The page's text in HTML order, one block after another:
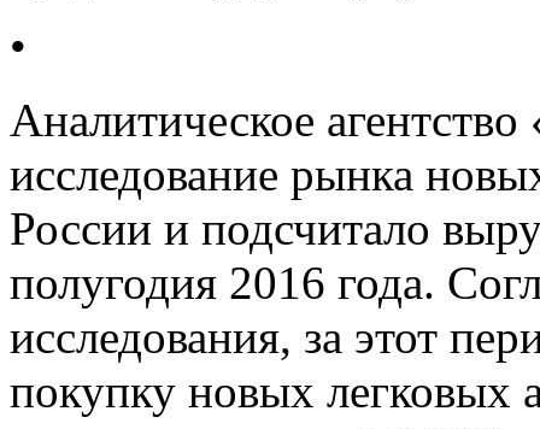
•
Аналитическое агентство
исследование рынка
России и подсчитало
полугодия 2016 года.
исследования, за этот
покупку новых легковых